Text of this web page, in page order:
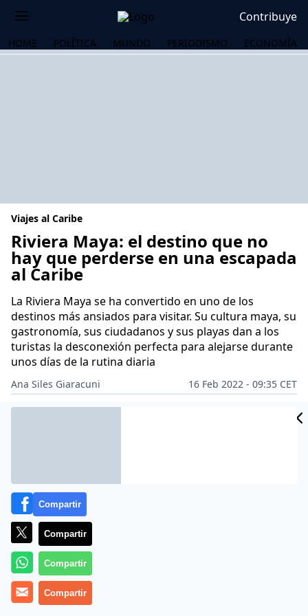
Contribuye
HOME POLÍTICA MUNDO PERIODISMO ECONOMÍA
Viajes al Caribe
Riviera Maya: el destino que no
hay que perderse en una escapada
al Caribe
La Riviera Maya se ha convertido en uno de los
destinos más ansiados para visitar. Su cultura maya, su
gastronomía, sus ciudadanos y sus playas dan a los
turistas la desconexión perfecta para alejarse durante
unos días de la rutina diaria
Ana Siles Giaracuni
16 Feb 2022 - 09:35 CET
Archivado en: DESTINOS
Compartir
Compartir
Compartir
Compartir